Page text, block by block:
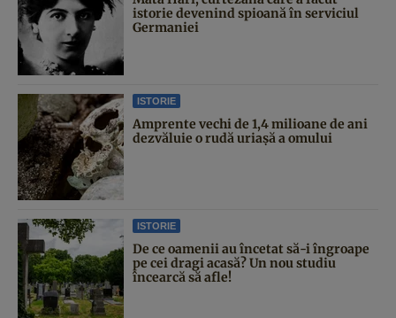
istorie devenind spioană în serviciul
Germaniei
ISTORIE
Amprente vechi de 1,4 milioane de ani
dezvăluie o rudă uriașă a omului
ISTORIE
De ce oamenii au încetat să-i îngroape
pe cei dragi acasă? Un nou studiu
încearcă să afle!